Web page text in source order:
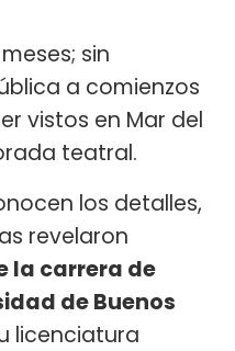
sin
a comienzos
vistos en Mar del
teatral.
los detalles,
revelaron
la carrera de
de Buenos
licenciatura